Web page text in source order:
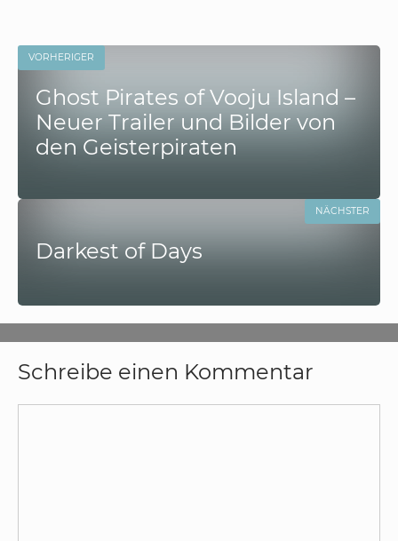
VORHERIGER
Ghost Pirates of Vooju Island –
Neuer Trailer und Bilder von
den Geisterpiraten
Darkest of Days
NÄCHSTER
Schreibe einen Kommentar